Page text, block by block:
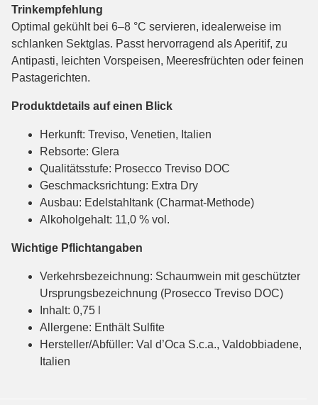
Trinkempfehlung
Optimal gekühlt bei 6–8 °C servieren, idealerweise im
schlanken Sektglas. Passt hervorragend als Aperitif, zu
Antipasti, leichten Vorspeisen, Meeresfrüchten oder feinen
Pastagerichten.
Produktdetails auf einen Blick
Herkunft: Treviso, Venetien, Italien
Rebsorte: Glera
Qualitätsstufe: Prosecco Treviso DOC
Geschmacksrichtung: Extra Dry
Ausbau: Edelstahltank (Charmat-Methode)
Alkoholgehalt: 11,0 % vol.
Wichtige Pflichtangaben
Verkehrsbezeichnung: Schaumwein mit geschützter
Ursprungsbezeichnung (Prosecco Treviso DOC)
Inhalt: 0,75 l
Allergene: Enthält Sulfite
Hersteller/Abfüller: Val d’Oca S.c.a., Valdobbiadene,
Italien